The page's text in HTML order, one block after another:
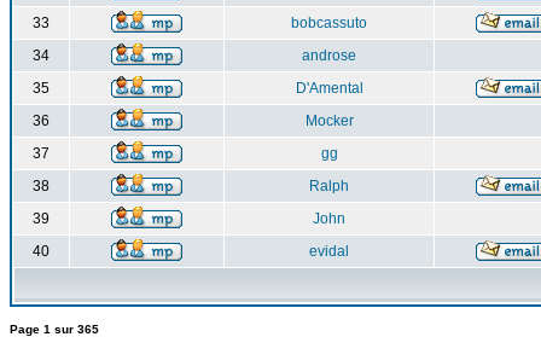
33
bobcassuto
34
androse
35
D'Amental
36
Mocker
37
gg
38
Ralph
39
John
40
evidal
Page 1 sur 365